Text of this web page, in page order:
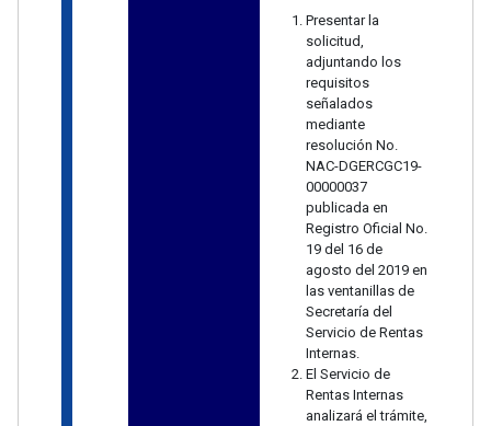
Presentar la
solicitud,
adjuntando los
requisitos
señalados
mediante
resolución No.
NAC-DGERCGC19-
00000037
publicada en
Registro Oficial No.
19 del 16 de
agosto del 2019 en
las ventanillas de
Secretaría del
Servicio de Rentas
Internas.
El Servicio de
Rentas Internas
analizará el trámite,